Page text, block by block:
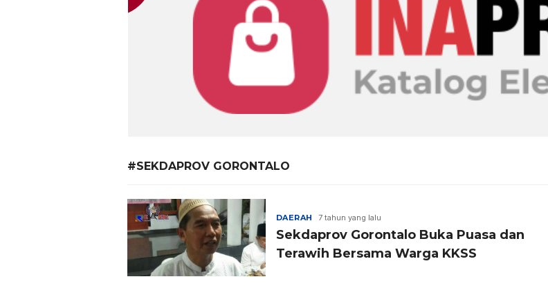
#SEKDAPROV GORONTALO
DAERAH 7 tahun yang lalu
Sekdaprov Gorontalo Buka Puasa dan
Terawih Bersama Warga KKSS